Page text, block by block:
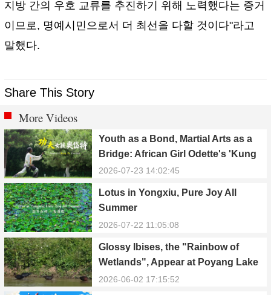
지방 간의 우호 교류를 추진하기 위해 노력했다는 증거
이므로, 명예시민으로서 더 최선을 다할 것이다"라고
말했다.
Share This Story
More Videos
Youth as a Bond, Martial Arts as a
Bridge: African Girl Odette's 'Kung
Fu Dream'
2026-07-23 14:02:45
Lotus in Yongxiu, Pure Joy All
Summer
2026-07-22 11:05:08
Glossy Ibises, the "Rainbow of
Wetlands", Appear at Poyang Lake
in Yongxiu
2026-06-02 17:15:52